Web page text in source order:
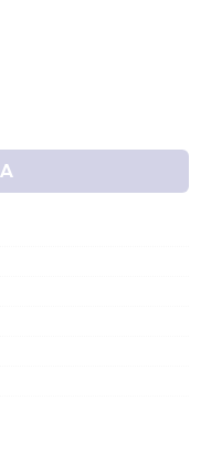
(fehér) mennyiség